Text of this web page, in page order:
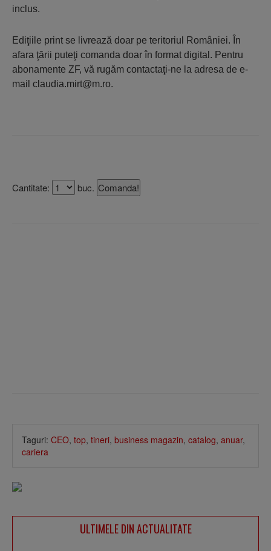
inclus.
Ediţiile print se livrează doar pe teritoriul României. În
afara ţării puteţi comanda doar în format digital. Pentru
abonamente ZF, vă rugăm contactaţi-ne la adresa de e-
mail claudia.mirt@m.ro.
Cantitate: buc.
Taguri: CEO, top, tineri, business magazin, catalog, anuar,
cariera
ULTIMELE DIN ACTUALITATE